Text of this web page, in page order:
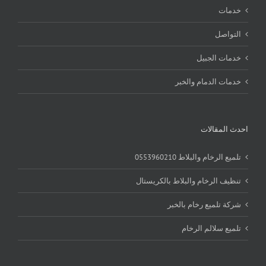
خدمات
التواصل
خدمات الجبيل
خدمات الدمام والخبر
احدث المقالات
تلميع الرخام والبلاط 0553960210
تنظيف الرخام والبلاط بالكريستال
شركة تلميع رخام بالخبر
تلميع سلالم الرخام